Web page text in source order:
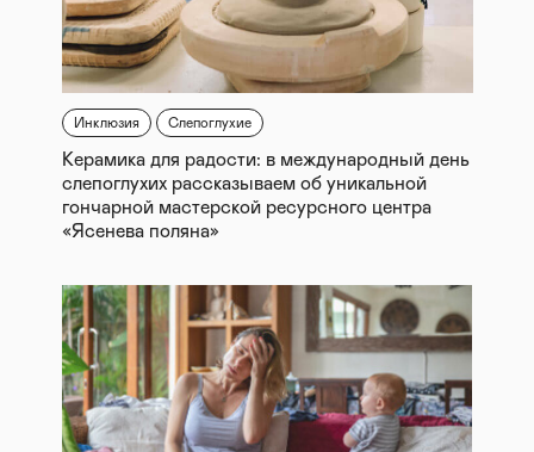
Инклюзия Слепоглухие
Керамика для радости: в международный день
слепоглухих рассказываем об уникальной
гончарной мастерской ресурсного центра
«Ясенева поляна»